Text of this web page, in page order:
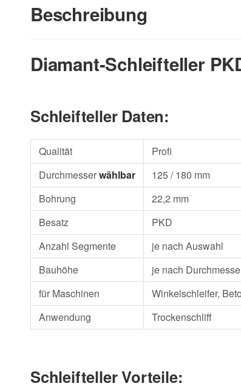
Beschreibung
Diamant-Schleifteller
Schleifteller Daten:
Qualität
Profi
Durchmesserwählbar
125 / 180 mm
Bohrung
22,2 mm
Besatz
PKD
Anzahl Segmente
je nach Auswahl
Bauhöhe
je nach
für Maschinen
Winkelschleifer,
Anwendung
Trockenschliff
Schleifteller Vorteile: